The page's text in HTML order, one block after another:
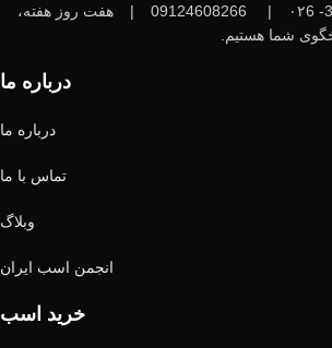
|
|
هفت روز هفته،
درباره ما
درباره ما
تماس با ما
وبلاگ
انجمن اسب ایران
خرید اسب